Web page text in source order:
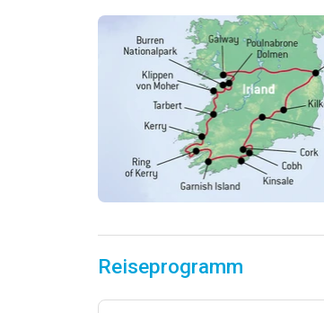
Reiseprogramm